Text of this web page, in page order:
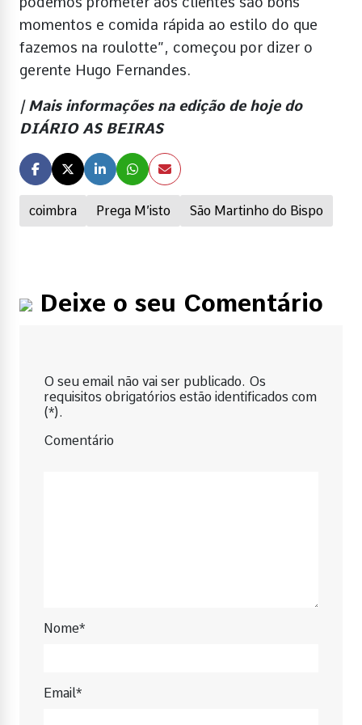
coimbra Prega M’isto São Martinho do Bispo
momentos e comida rápida ao estilo do que
fazemos na roulotte”, começou por dizer o
gerente Hugo Fernandes.
| Mais informações na edição de hoje do
DIÁRIO AS BEIRAS
Deixe o seu Comentário
O seu email não vai ser publicado. Os
requisitos obrigatórios estão identificados com
(*).
Comentário
Nome*
Email*